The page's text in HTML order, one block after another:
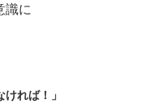
識に
れば！」